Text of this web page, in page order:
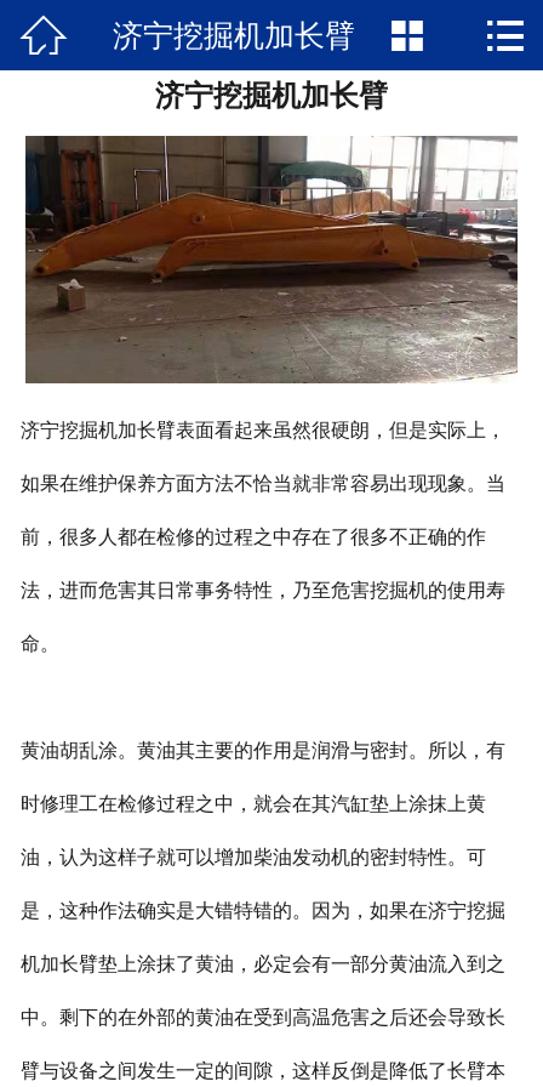
 网站首页
关于我们
新闻资讯
产品中心
公司文化
在线留言
 济宁挖掘机加长臂  
济宁挖掘机加长臂
济宁挖掘机加长臂表面看起来虽然很硬朗，但是实际上，
如果在维护保养方面方法不恰当就非常容易出现现象。当
前，很多人都在检修的过程之中存在了很多不正确的作
法，进而危害其日常事务特性，乃至危害挖掘机的使用寿
命。
黄油胡乱涂。黄油其主要的作用是润滑与密封。所以，有
时修理工在检修过程之中，就会在其汽缸垫上涂抹上黄
油，认为这样子就可以增加柴油发动机的密封特性。可
是，这种作法确实是大错特错的。因为，如果在济宁挖掘
机加长臂垫上涂抹了黄油，必定会有一部分黄油流入到之
中。剩下的在外部的黄油在受到高温危害之后还会导致长
臂与设备之间发生一定的间隙，这样反倒是降低了长臂本